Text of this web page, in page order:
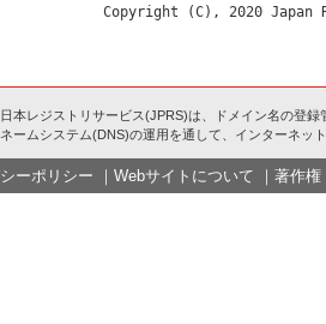
本レジストリサービス(JPRS)は、ドメイン名の登録
ネームシステム(DNS)の運用を通して、インターネッ
ーポリシー ｜ Webサイトについて ｜ 著作権